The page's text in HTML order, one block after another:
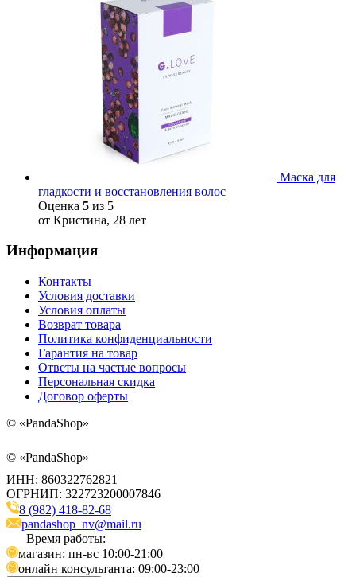
Маска для
гладкости и восстановления волос
Оценка 5 из 5
от Кристина, 28 лет
Информация
Контакты
Условия доставки
Условия оплаты
Возврат товара
Политика конфиденциальности
Гарантия на товар
Ответы на частые вопросы
Персональная скидка
Договор оферты
© «PandaShop»
© «PandaShop»
ИНН: 860322762821
ОГРНИП: 322723200007846
8 (982) 418-82-68
pandashop_nv@mail.ru
Время работы:
магазин: пн-вс 10:00-21:00
онлайн консультанта: 09:00-23:00